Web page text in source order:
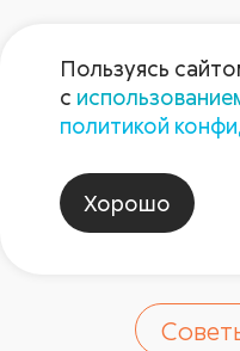
Новое
Пользуясь
с
политикой
Хорошо